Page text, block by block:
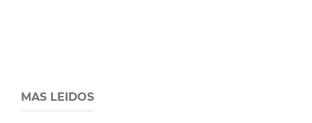
MAS LEIDOS